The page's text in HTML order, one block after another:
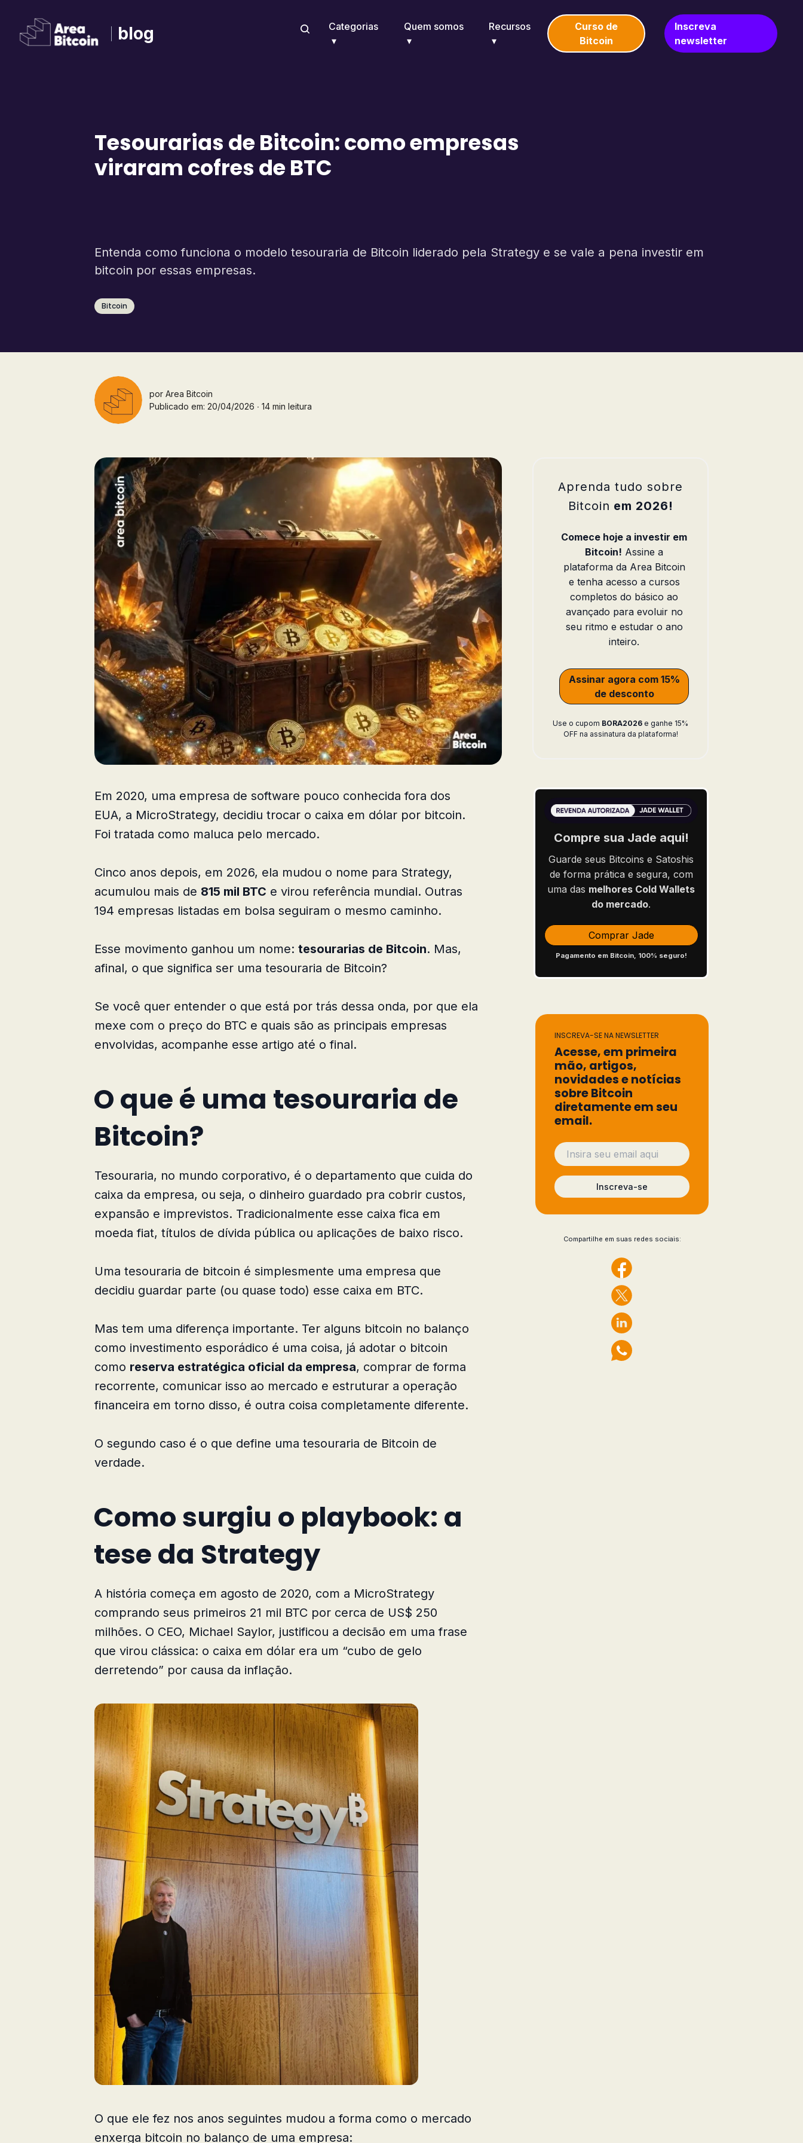
blog Categorias Quem somos Recursos
Curso de
Bitcoin
Inscreva
newsletter
Tesourarias de Bitcoin: como empresas
viraram cofres de BTC
Entenda como funciona o modelo tesouraria de Bitcoin liderado pela Strategy e se vale a pena investir em
bitcoin por essas empresas.
Bitcoin
por Area Bitcoin
Publicado em: 20/04/2026 ∙ 14 min leitura
Aprenda tudo sobre
Bitcoin em 2026!
Comece hoje a investir em
Bitcoin! Assine a
plataforma da Area Bitcoin
e tenha acesso a cursos
completos do básico ao
avançado para evoluir no
seu ritmo e estudar o ano
inteiro.
Assinar agora com 15%
de desconto
Use o cupom BORA2026 e ganhe 15%
OFF na assinatura da plataforma!
Compre sua Jade aqui!
Guarde seus Bitcoins e Satoshis
de forma prática e segura, com
uma das melhores Cold Wallets
do mercado.
Comprar Jade
Pagamento em Bitcoin, 100% seguro!
INSCREVA-SE NA NEWSLETTER
Acesse, em primeira
mão, artigos,
novidades e notícias
sobre Bitcoin
diretamente em seu
email.
Inscreva-se
Compartilhe em suas redes sociais:
Em 2020, uma empresa de software pouco conhecida fora dos
EUA, a MicroStrategy, decidiu trocar o caixa em dólar por bitcoin.
Foi tratada como maluca pelo mercado.
Cinco anos depois, em 2026, ela mudou o nome para Strategy,
acumulou mais de 815 mil BTC e virou referência mundial. Outras
194 empresas listadas em bolsa seguiram o mesmo caminho.
Esse movimento ganhou um nome: tesourarias de Bitcoin. Mas,
afinal, o que significa ser uma tesouraria de Bitcoin?
Se você quer entender o que está por trás dessa onda, por que ela
mexe com o preço do BTC e quais são as principais empresas
envolvidas, acompanhe esse artigo até o final.
O que é uma tesouraria de
Bitcoin?
Tesouraria, no mundo corporativo, é o departamento que cuida do
caixa da empresa, ou seja, o dinheiro guardado pra cobrir custos,
expansão e imprevistos. Tradicionalmente esse caixa fica em
moeda fiat, títulos de dívida pública ou aplicações de baixo risco.
Uma tesouraria de bitcoin é simplesmente uma empresa que
decidiu guardar parte (ou quase todo) esse caixa em BTC.
Mas tem uma diferença importante. Ter alguns bitcoin no balanço
como investimento esporádico é uma coisa, já adotar o bitcoin
como reserva estratégica oficial da empresa, comprar de forma
recorrente, comunicar isso ao mercado e estruturar a operação
financeira em torno disso, é outra coisa completamente diferente.
O segundo caso é o que define uma tesouraria de Bitcoin de
verdade.
Como surgiu o playbook: a
tese da Strategy
A história começa em agosto de 2020, com a MicroStrategy
comprando seus primeiros 21 mil BTC por cerca de US$ 250
milhões. O CEO, Michael Saylor, justificou a decisão em uma frase
que virou clássica: o caixa em dólar era um “cubo de gelo
derretendo” por causa da inflação.
O que ele fez nos anos seguintes mudou a forma como o mercado
enxerga bitcoin no balanço de uma empresa: